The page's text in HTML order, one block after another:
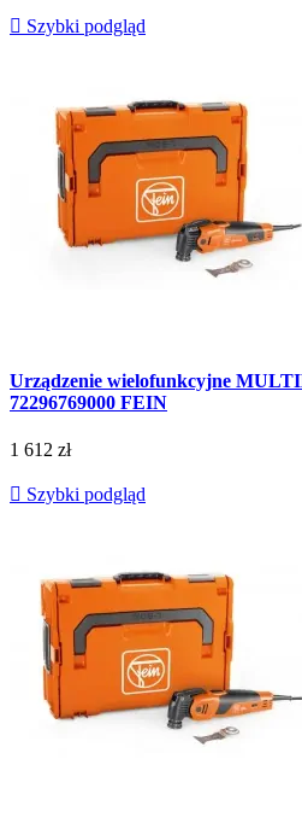
 Szybki podgląd
Urządzenie wielofunkcyjne
72296769000 FEIN
1 612 zł
 Szybki podgląd